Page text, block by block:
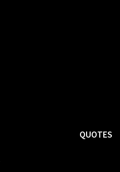
QUOTES